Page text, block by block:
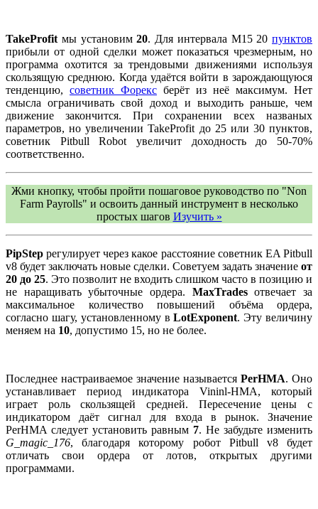
TakeProfit мы установим20. Для интервала М15 20 пунктов
прибыли от одной сделки может показаться чрезмерным, но
программа охотится за трендовыми движениями используя
скользящую среднюю. Когда удаётся войти в зарождающуюся
тенденцию, советник Форекс берёт из неё максимум. Нет
смысла ограничивать свой доход и выходить раньше, чем
движение закончится. При сохранении всех названых
параметров, но увеличении TakeProfit до 25 или 30 пунктов,
советник Pitbull Robot увеличит доходность до 50-70%
соответственно.
Жми кнопку, чтобы пройти пошаговое руководство по "Non
Farm Payrolls" и освоить данный инструмент в несколько
простых шагов Изучить »
PipStep регулирует через какое расстояние советник EA Pitbull
v8 будет заключать новые сделки. Советуем задать значение от
20 до 25. Это позволит не входить слишком часто в позицию и
не наращивать убыточные ордера. MaxTradesотвечает за
максимальное количество повышений объёма ордера,
согласно шагу, установленному вLotExponent. Эту величину
меняем на 10, допустимо 15, но не более.
Последнее настраиваемое значение называется PerHMA. Оно
устанавливает период индикатора Vininl-HMA, который
играет роль скользящей средней. Пересечение цены с
индикатором даёт сигнал для входа в рынок. Значение
PerHMA следует установить равным 7. Не забудьте изменить
G_magic_176, благодаря которому робот Pitbull v8 будет
отличать свои ордера от лотов, открытых другими
программами.